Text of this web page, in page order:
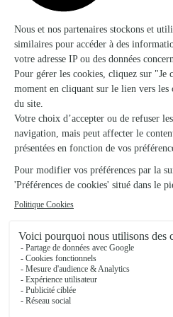
★★
4.8 (99)
39, boulevard 1848
Voir la boutique
Katy Fleurs
★ ★
4.8 (47)
Zone Artisanale "La Gare"
Voir la boutique